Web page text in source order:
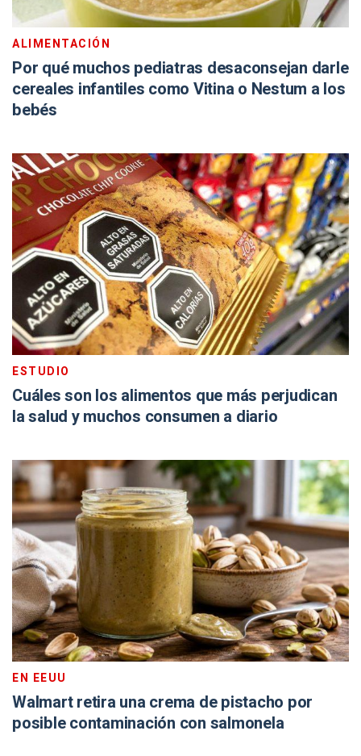
ALIMENTACIÓN
Por qué muchos pediatras desaconsejan darle
cereales infantiles como Vitina o Nestum a los
bebés
ESTUDIO
Cuáles son los alimentos que más perjudican
la salud y muchos consumen a diario
EN EEUU
Walmart retira una crema de pistacho por
posible contaminación con salmonela